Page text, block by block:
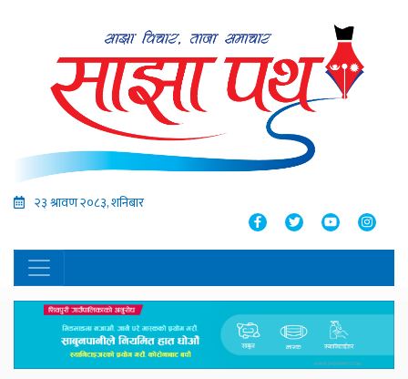
२३ श्रावण २०८३, शनिबार